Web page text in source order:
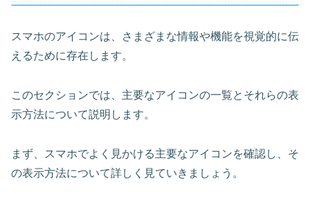
スマホのアイコンは、さまざまな情報や機能を視覚的に伝
えるために存在します。
このセクションでは、主要なアイコンの一覧とそれらの表
示方法について説明します。
まず、スマホでよく見かける主要なアイコンを確認し、そ
の表示方法について詳しく見ていきましょう。